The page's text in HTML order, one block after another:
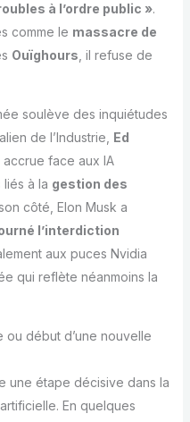
à l’ordre public ».
comme le massacre de
Ouïghours , il refuse de
soulève des inquiétudes
de l’Industrie, Ed
accrue face aux IA
à la gestion des
côté, Elon Musk a
l’interdiction
aux puces Nvidia
qui reflète néanmoins la
ou début d’une nouvelle
une étape décisive dans la
En quelques